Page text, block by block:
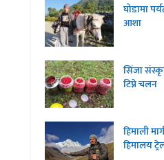
घोडामा
आशा
सिंजा
टिप्ने चलन
हिमाली
हिमालय